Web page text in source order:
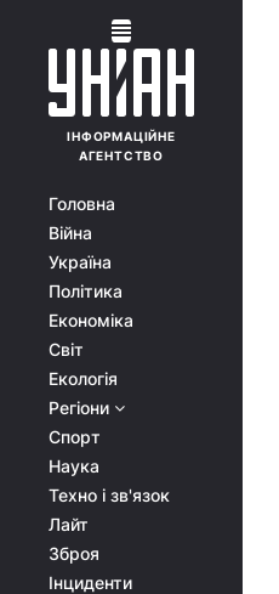
ІНФОРМАЦІЙНЕ
АГЕНТСТВО
Головна
Війна
Україна
Політика
Економіка
Світ
Екологія
Регіони
Спорт
Наука
Техно і зв'язок
Лайт
Зброя
Інциденти